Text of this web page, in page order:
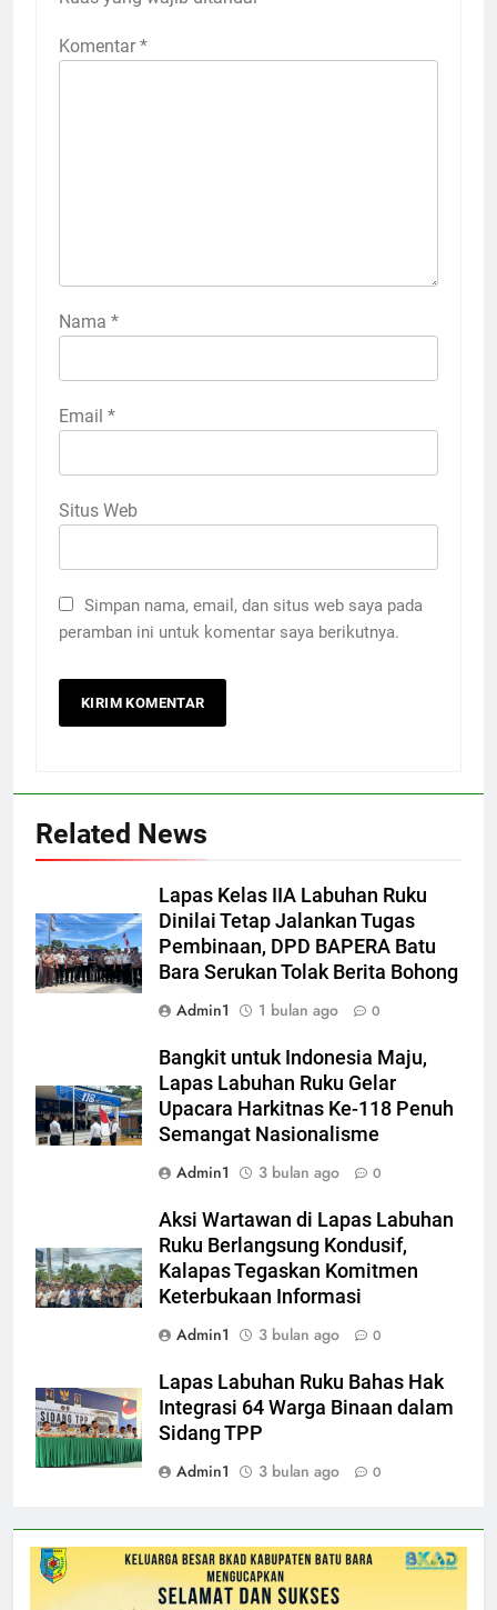
Komentar *
Nama *
Email *
Situs Web
Simpan nama, email, dan situs web saya pada
peramban ini untuk komentar saya berikutnya.
Related News
Lapas Kelas IIA Labuhan Ruku
Dinilai Tetap Jalankan Tugas
Pembinaan, DPD BAPERA Batu
Bara Serukan Tolak Berita Bohong
Admin1
1 bulan ago 0
Bangkit untuk Indonesia Maju,
Lapas Labuhan Ruku Gelar
Upacara Harkitnas Ke-118 Penuh
Semangat Nasionalisme
Admin1
3 bulan ago 0
Aksi Wartawan di Lapas Labuhan
Ruku Berlangsung Kondusif,
Kalapas Tegaskan Komitmen
Keterbukaan Informasi
Admin1
3 bulan ago 0
Lapas Labuhan Ruku Bahas Hak
Integrasi 64 Warga Binaan dalam
Sidang TPP
Admin1
3 bulan ago 0